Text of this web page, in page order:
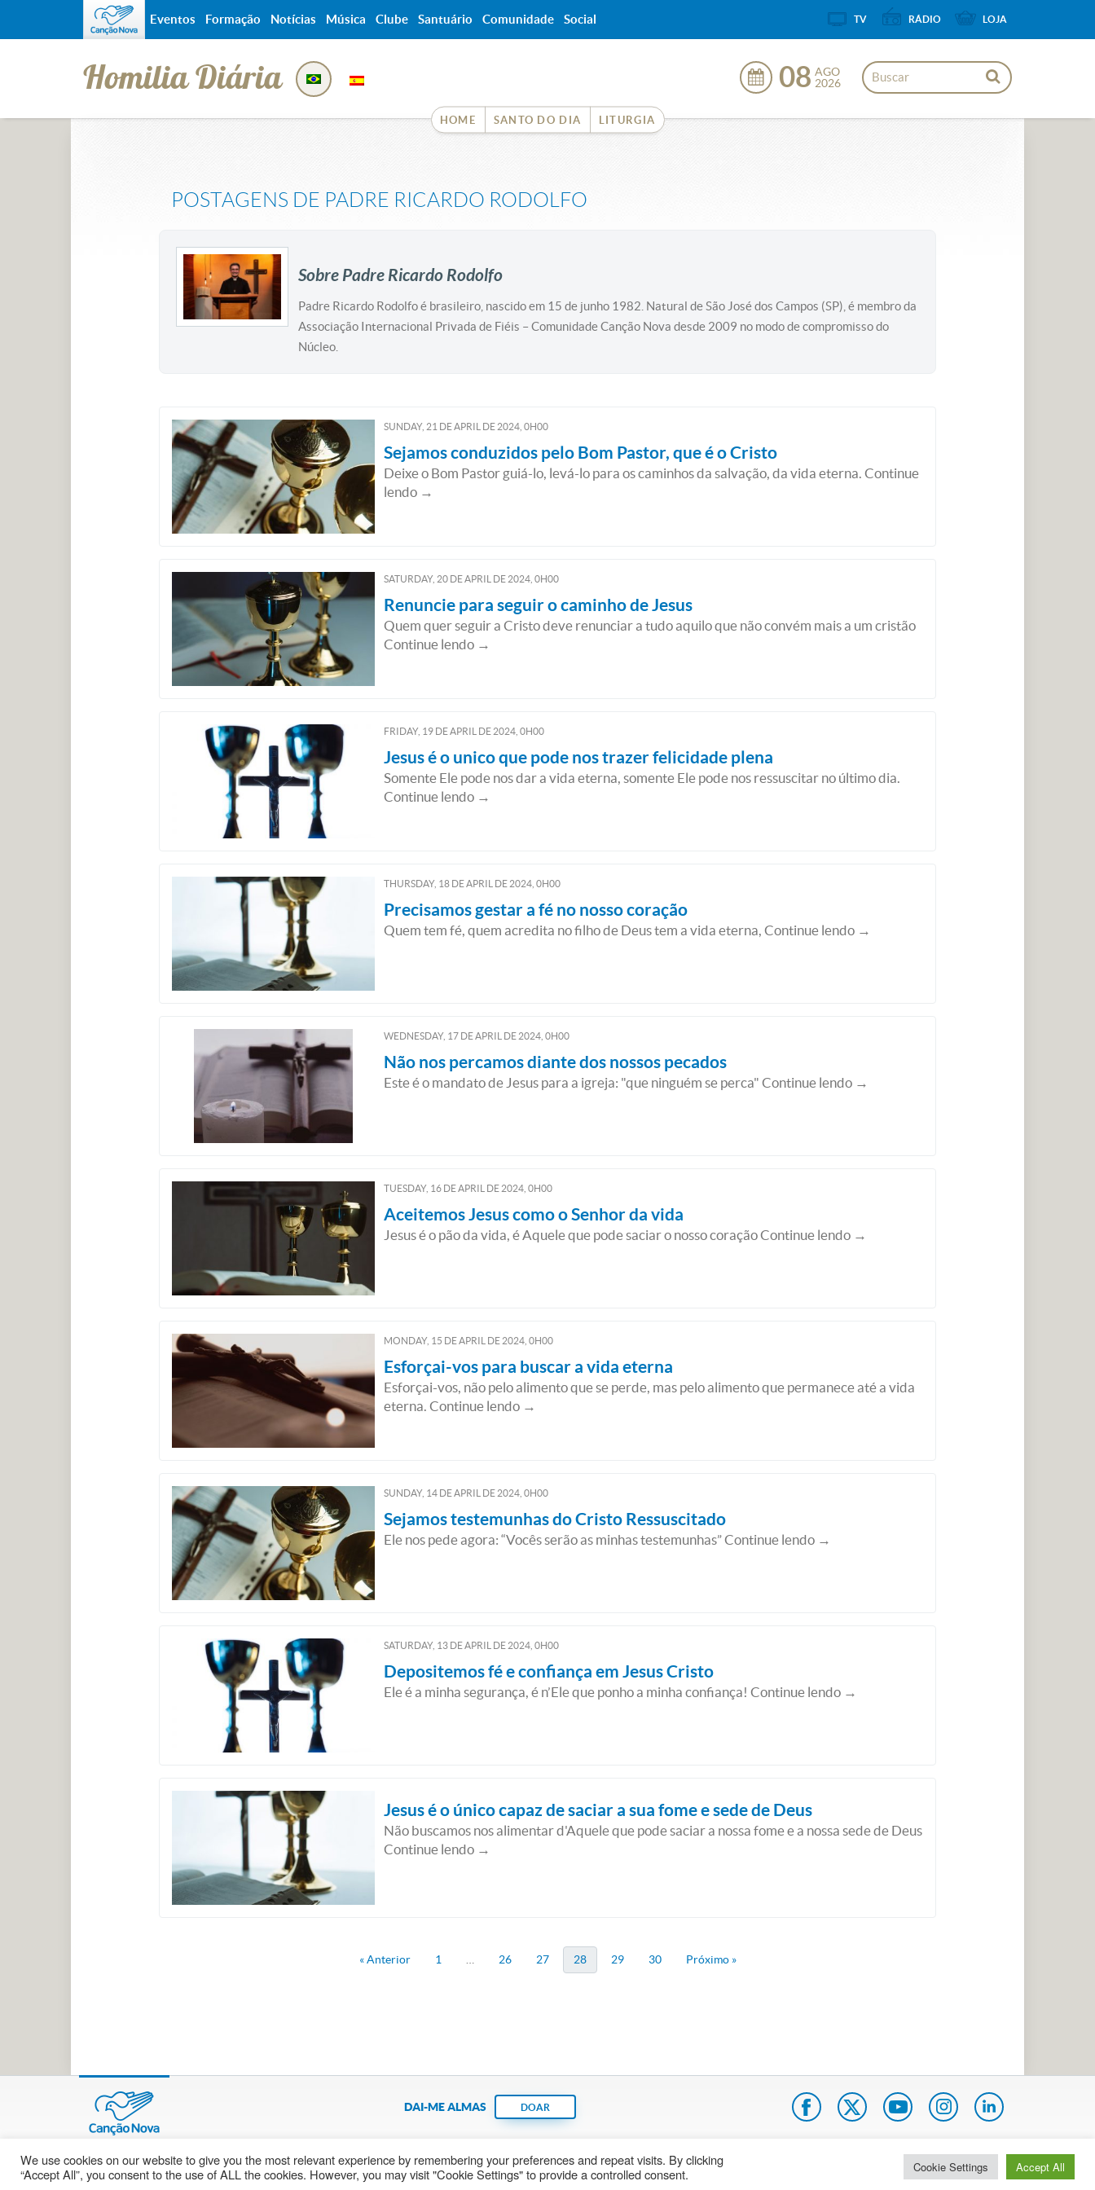
Homilia Diária
HOME SANTO DO DIA LITURGIA
08 AGO
2026
POSTAGENS DE PADRE RICARDO RODOLFO
Sobre Padre Ricardo Rodolfo
Padre Ricardo Rodolfo é brasileiro, nascido em 15 de junho 1982. Natural de São José dos Campos (SP), é membro da
Associação Internacional Privada de Fiéis – Comunidade Canção Nova desde 2009 no modo de compromisso do
Núcleo.
SUNDAY, 21 DEAPRIL DE2024, 0H00
Sejamos conduzidos pelo Bom Pastor, que é o Cristo
Deixe o Bom Pastor guiá-lo, levá-lo para os caminhos da salvação, da vida eterna. Continue
lendo →
SATURDAY, 20DEAPRIL DE2024, 0H00
Renuncie para seguir o caminho de Jesus
Quem quer seguir a Cristo deve renunciar a tudo aquilo que não convém mais a um cristão
Continue lendo →
FRIDAY, 19DEAPRIL DE2024, 0H00
Jesus é o unico que pode nos trazer felicidade plena
Somente Ele pode nos dar a vida eterna, somente Ele pode nos ressuscitar no último dia.
Continue lendo →
THURSDAY, 18DEAPRIL DE2024, 0H00
Precisamos gestar a fé no nosso coração
Quem tem fé, quem acredita no filho de Deus tem a vida eterna, Continue lendo →
WEDNESDAY, 17DEAPRIL DE2024, 0H00
Não nos percamos diante dos nossos pecados
Este é o mandato de Jesus para a igreja: "que ninguém se perca" Continue lendo →
TUESDAY, 16DEAPRIL DE2024, 0H00
Aceitemos Jesus como o Senhor da vida
Jesus é o pão da vida, é Aquele que pode saciar o nosso coração Continue lendo →
MONDAY, 15 DEAPRIL DE2024, 0H00
Esforçai-vos para buscar a vida eterna
Esforçai-vos, não pelo alimento que se perde, mas pelo alimento que permanece até a vida
eterna. Continue lendo →
SUNDAY, 14DEAPRIL DE2024, 0H00
Sejamos testemunhas do Cristo Ressuscitado
Ele nos pede agora: “Vocês serão as minhas testemunhas” Continue lendo →
SATURDAY, 13DEAPRIL DE2024, 0H00
Depositemos fé e confiança em Jesus Cristo
Ele é a minha segurança, é n’Ele que ponho a minha confiança! Continue lendo →
Jesus é o único capaz de saciar a sua fome e sede de Deus
Não buscamos nos alimentar d'Aquele que pode saciar a nossa fome e a nossa sede de Deus
Continue lendo →
« Anterior 1 26 27 28 29 30 Próximo »
Eventos Formação Notícias Música Clube Santuário Comunidade Social TV RÁDIO LOJA
DAI-ME ALMAS DOAR
Fundação João Paulo II Pedido de Oração Mapa do site
cancaonova.com© 2002 – 2026
Todos os direitos reservados.
We use cookies on our website to give you the most relevant experience by remembering your preferences and repeat visits. By clicking
“Accept All”, you consent to the use of ALL the cookies. However, you may visit "Cookie Settings" to provide a controlled consent.
Cookie Settings Accept All